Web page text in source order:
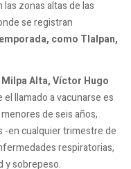
zonas altas de las
se registran
como Tlalpan,
Alta, Víctor Hugo
llamado a vacunarse es
de seis años,
-en cualquier trimestre de
respiratorias,
y sobrepeso.